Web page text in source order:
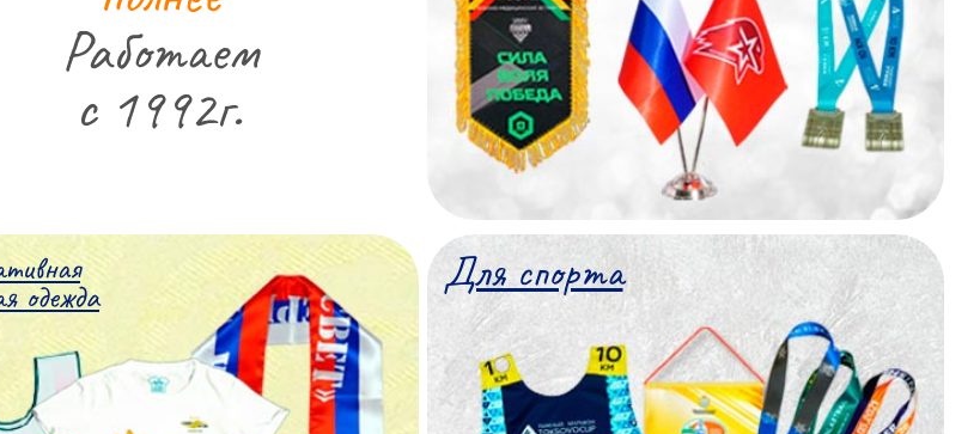
Работаем
с 1992г.
одежда Для спорта